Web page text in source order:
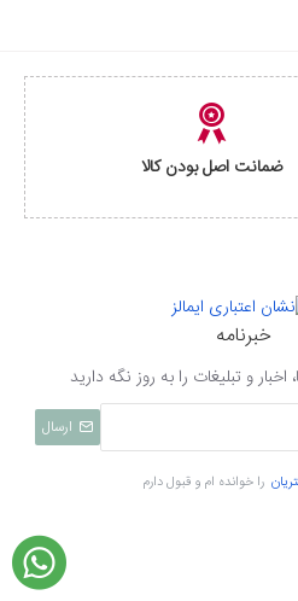
ضمانت اصل بودن کالا
خبرنامه
و تبلیغات را به روز نگه دارید
ارسال
را خوانده ام و قبول دارم